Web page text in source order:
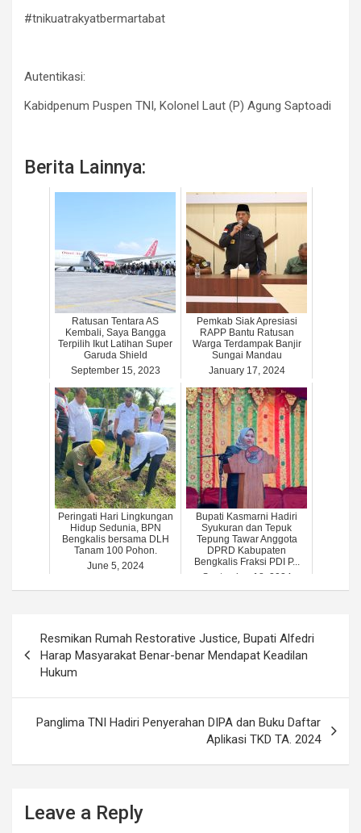
#tnikuatrakyatbermartabat
Autentikasi:
Kabidpenum Puspen TNI, Kolonel Laut (P) Agung Saptoadi
Berita Lainnya:
Ratusan Tentara AS
Kembali, Saya Bangga
Terpilih Ikut Latihan Super
Garuda Shield
September 15, 2023
Pemkab Siak Apresiasi
RAPP Bantu Ratusan
Warga Terdampak Banjir
Sungai Mandau
January 17, 2024
Peringati Hari Lingkungan
Hidup Sedunia, BPN
Bengkalis bersama DLH
Tanam 100 Pohon.
June 5, 2024
Bupati Kasmarni Hadiri
Syukuran dan Tepuk
Tepung Tawar Anggota
DPRD Kabupaten
Bengkalis Fraksi PDI P...
September 18, 2024
navigation
Resmikan Rumah Restorative Justice, Bupati Alfedri
Harap Masyarakat Benar-benar Mendapat Keadilan
Hukum
Panglima TNI Hadiri Penyerahan DIPA dan Buku Daftar
Aplikasi TKD TA. 2024
Leave a Reply